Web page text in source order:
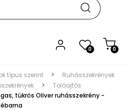
0 0
típus szerint
Ruhásszekrények
Tolóajtós
tükrös Oliver ruhásszekrény -